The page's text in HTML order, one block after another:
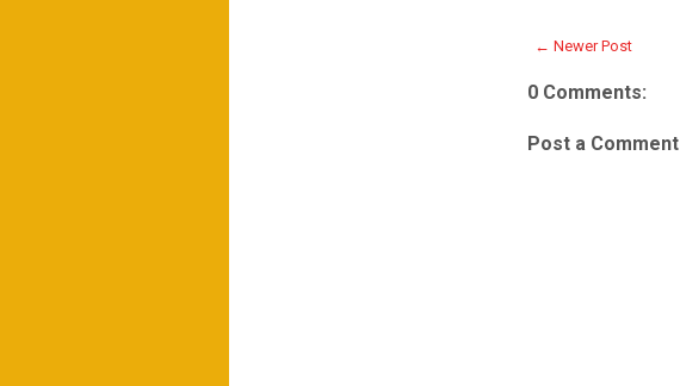
← Newer Post
0 Comments:
Post a Comment